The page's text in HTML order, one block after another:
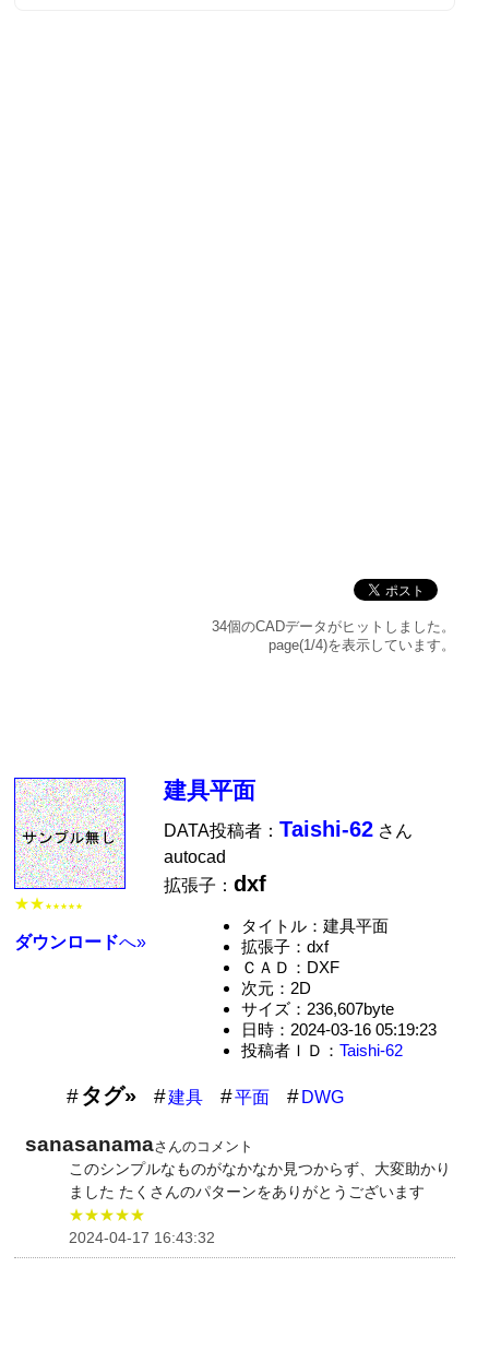
34個のCADデータがヒットしました。
page(1/4)を表示しています。
★★ ★★★★★
ダウンロードへ»
建具平面
DATA投稿者：Taishi-62 さん
autocad
拡張子：dxf
タイトル：建具平面
拡張子：dxf
ＣＡＤ：DXF
次元：2D
サイズ：236,607byte
日時：2024-03-16 05:19:23
投稿者ＩＤ： Taishi-62
タグ» 建具 平面 DWG
sanasanamaさんのコメント
このシンプルなものがなかなか見つからず、大変助かり
ました たくさんのパターンをありがとうございます
★★★★★
2024-04-17 16:43:32